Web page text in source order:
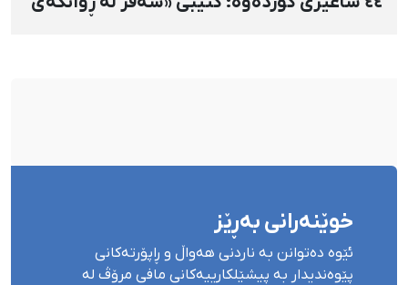
خوێنەرانی بەڕێز
ئێوە دەتوانن بە ناردنی هەواڵ و ڕاپۆرتەکانی
پێوەندیدار بە پیشێلکارییەکانی مافی مرۆڤ لە